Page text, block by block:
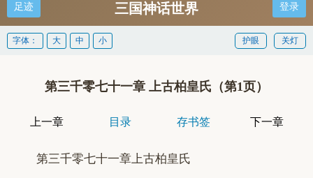
足迹 三国神话世界 登录
关灯
护眼
字体： 大 中 小
第三千零七十一章 上古柏皇氏（第1页）
上一章 目录 存书签 下一章
第三千零七十一章上古柏皇氏